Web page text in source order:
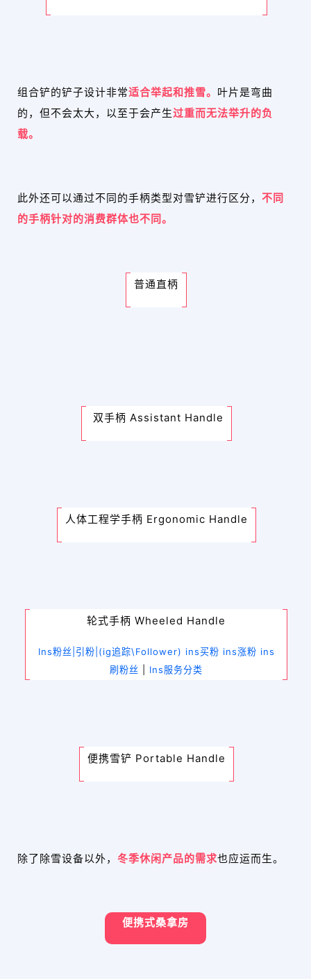
组合铲的铲子设计非常适合举起和推雪。 叶片是弯曲
的，但不会太大，以至于会产生过重而无法举升的负
载。
此外还可以通过不同的手柄类型对雪铲进行区分， 不同
的手柄针对的消费群体也不同。
普通直柄
双手柄 Assistant Handle
人体工程学手柄 Ergonomic Handle
轮式手柄 Wheeled Handle
Ins粉丝|引粉|(ig追踪\Follower) ins买粉 ins涨粉 ins
刷粉丝
Ins服务分类
便携雪铲 Portable Handle
除了除雪设备以外， 冬季休闲产品的需求也应运而生。
便携式桑拿房